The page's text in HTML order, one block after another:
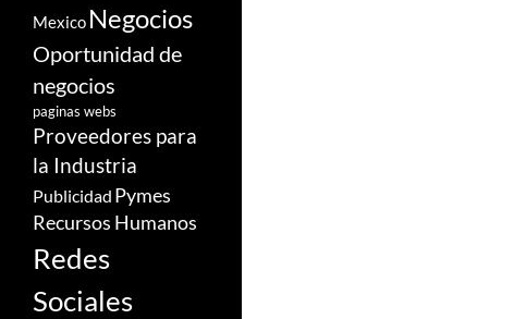
Mexico Negocios
Oportunidad de
negocios
paginas webs
Proveedores para
la Industria
Publicidad Pymes
Recursos Humanos
Redes
Sociales